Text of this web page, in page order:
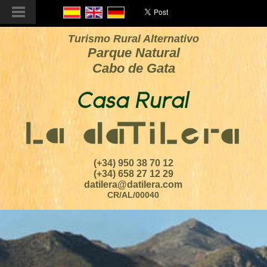
Turismo Rural Alternativo
Parque Natural
Cabo de Gata
(+34) 950 38 70 12
(+34) 658 27 12 29
datilera@datilera.com
CR/AL/00040